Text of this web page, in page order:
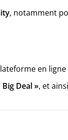
, notamment
en ligne
Deal », et